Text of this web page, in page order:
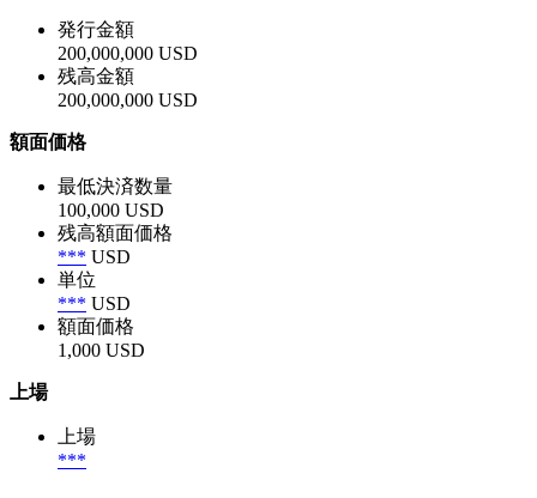
発行金額
200,000,000 USD
残高金額
200,000,000 USD
額面価格
最低決済数量
100,000 USD
残高額面価格
*** USD
単位
*** USD
額面価格
1,000 USD
上場
上場
***